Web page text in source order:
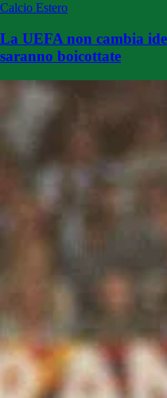
Calcio Estero
La UEFA non cambia
saranno boicottate